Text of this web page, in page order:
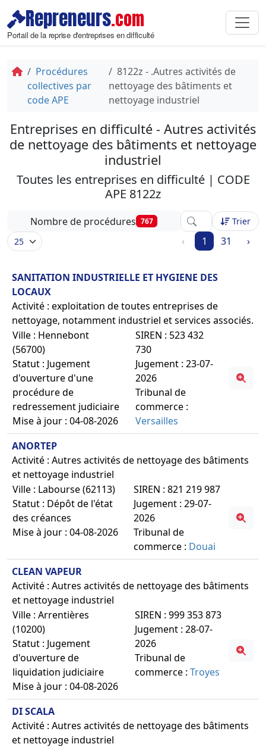
Repreneurs.com
Portail de la reprise d'entreprises en difficulté
Procédures
collectives par
code APE
8122z - .Autres activités de
nettoyage des bâtiments et
nettoyage industriel
Entreprises en difficulté - Autres activités
de nettoyage des bâtiments et nettoyage
industriel
Toutes les entreprises en difficulté | CODE
APE 8122z
Nombre de procédures 767 Affinez votreTrier
‹ 1 31 ›
SANITATION INDUSTRIELLE ET HYGIENE DES
LOCAUX
Activité : exploitation de toutes entreprises de
nettoyage, notamment industriel et services associés.
Ville : Hennebont
(56700)
Statut : Jugement
d'ouverture d'une
procédure de
redressement judiciaire
Mise à jour : 04-08-2026
SIREN : 523 432
730
Jugement : 23-07-
2026
Tribunal de
commerce :
Versailles
ANORTEP
Activité : Autres activités de nettoyage des bâtiments
et nettoyage industriel
Ville : Labourse (62113)
Statut : Dépôt de l'état
des créances
Mise à jour : 04-08-2026
SIREN : 821 219 987
Jugement : 29-07-
2026
Tribunal de
commerce : Douai
CLEAN VAPEUR
Activité : Autres activités de nettoyage des bâtiments
et nettoyage industriel
Ville : Arrentières
(10200)
Statut : Jugement
d'ouverture de
liquidation judiciaire
Mise à jour : 04-08-2026
SIREN : 999 353 873
Jugement : 28-07-
2026
Tribunal de
commerce :Troyes
DI SCALA
Activité : Autres activités de nettoyage des bâtiments
et nettoyage industriel